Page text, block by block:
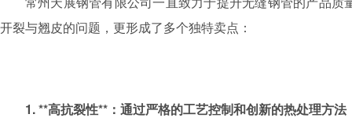
开裂与翘皮的问题，更形成了多个独特卖点：
1. **高抗裂性**：通过严格的工艺控制和创新的热处理方